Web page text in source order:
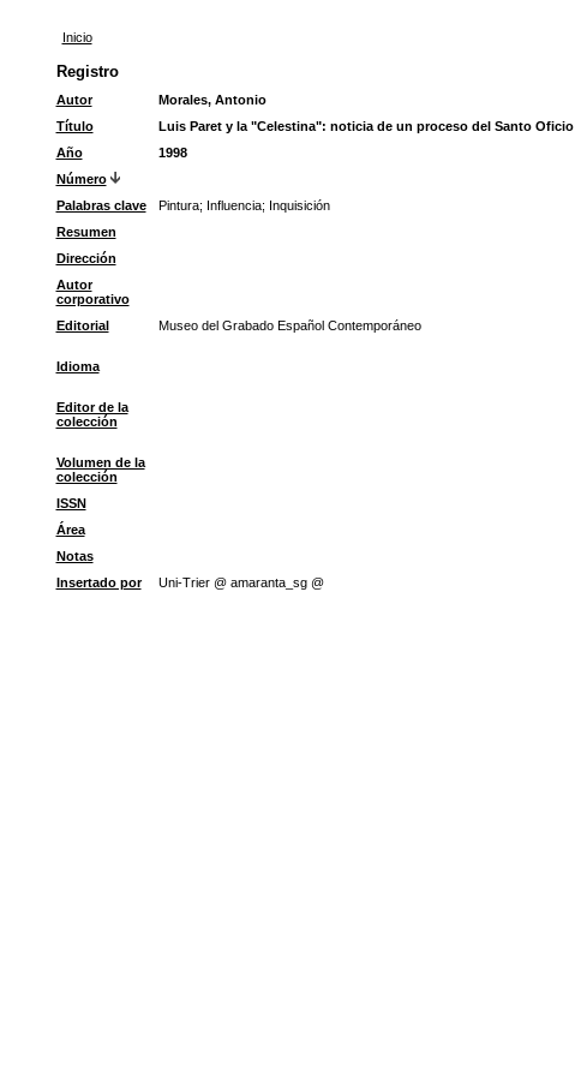
Inicio
Registro
Autor
Morales, Antonio
Título
Luis Paret y la "Celestina": noticia de un proceso del Santo Oficio
Año
1998
Número
Palabras clave
Pintura; Influencia; Inquisición
Resumen
Dirección
Autor
corporativo
Editorial Museo del Grabado Español Contemporáneo
Idioma
Editor de la
colección
Volumen de la
colección
ISSN
Área
Notas
Insertado por
Uni-Trier @ amaranta_sg @